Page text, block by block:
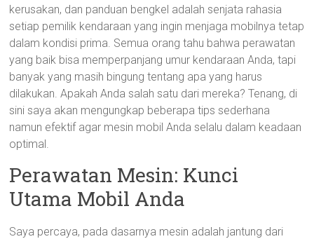
kerusakan, dan panduan bengkel adalah senjata rahasia
setiap pemilik kendaraan yang ingin menjaga mobilnya tetap
dalam kondisi prima. Semua orang tahu bahwa perawatan
yang baik bisa memperpanjang umur kendaraan Anda, tapi
banyak yang masih bingung tentang apa yang harus
dilakukan. Apakah Anda salah satu dari mereka? Tenang, di
sini saya akan mengungkap beberapa tips sederhana
namun efektif agar mesin mobil Anda selalu dalam keadaan
optimal.
Perawatan Mesin: Kunci
Utama Mobil Anda
Saya percaya, pada dasarnya mesin adalah jantung dari